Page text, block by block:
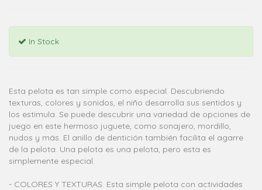
In Stock
Esta pelota es tan simple como especial. Descubriendo
texturas, colores y sonidos, el niño desarrolla sus sentidos y
los estimula. Se puede descubrir una variedad de opciones de
juego en este hermoso juguete, como sonajero, mordillo,
nudos y más. El anillo de dentición también facilita el agarre
de la pelota. Una pelota es una pelota, pero esta es
simplemente especial.
- COLORES Y TEXTURAS. Esta simple pelota con actividades